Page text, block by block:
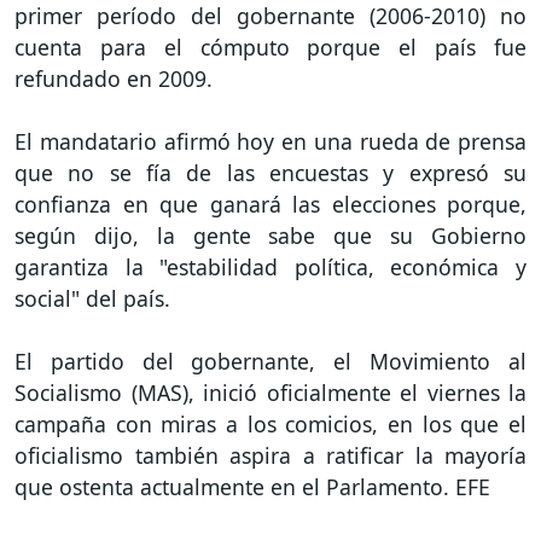
primer período del gobernante (2006-2010) no
cuenta para el cómputo porque el país fue
refundado en 2009.
El mandatario afirmó hoy en una rueda de prensa
que no se fía de las encuestas y expresó su
confianza en que ganará las elecciones porque,
según dijo, la gente sabe que su Gobierno
garantiza la "estabilidad política, económica y
social" del país.
El partido del gobernante, el Movimiento al
Socialismo (MAS), inició oficialmente el viernes la
campaña con miras a los comicios, en los que el
oficialismo también aspira a ratificar la mayoría
que ostenta actualmente en el Parlamento. EFE